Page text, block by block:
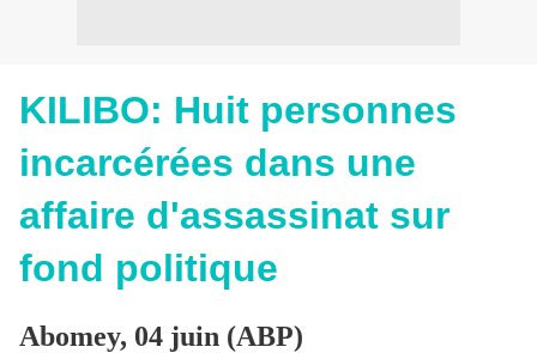
KILIBO: Huit personnes
incarcérées dans une
affaire d'assassinat sur
fond politique
Abomey, 04 juin (ABP)